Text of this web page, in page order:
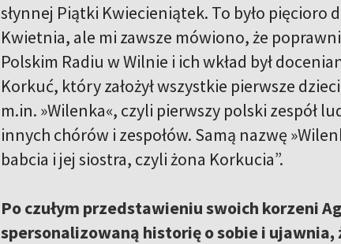
słynnej Piątki Kwiecieniątek. To było
Kwietnia, ale mi zawsze mówiono, że
Polskim Radiu w Wilnie i ich wkład był
Korkuć, który założył wszystkie pierwsze
m.in. »Wilenka«, czyli pierwszy polski zespół
innych chórów i zespołów. Samą nazwę
babcia i jej siostra, czyli żona Korkucia”.
Po czułym przedstawieniu swoich korzeni
spersonalizowaną historię o sobie i